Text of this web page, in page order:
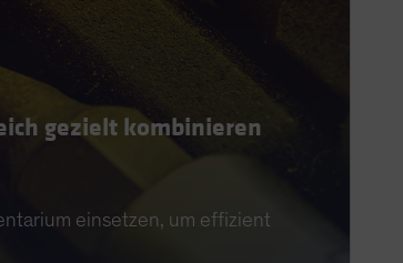
gezielt kombinieren
einsetzen, um effizient